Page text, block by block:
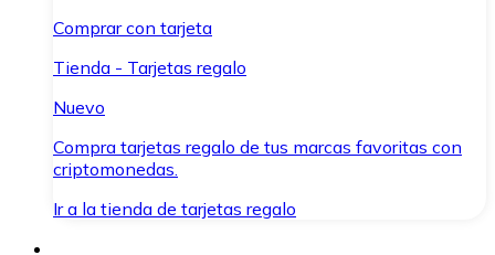
Comprar con tarjeta
Tienda - Tarjetas regalo
Nuevo
Compra tarjetas regalo de tus marcas favoritas con
criptomonedas.
Ir a la tienda de tarjetas regalo